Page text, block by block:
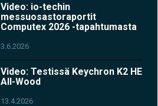
Video: io-techin
messuosastoraportit
Computex 2026 -tapahtumasta
3.6.2026
Video: Testissä Keychron K2 HE
All-Wood
13.4.2026